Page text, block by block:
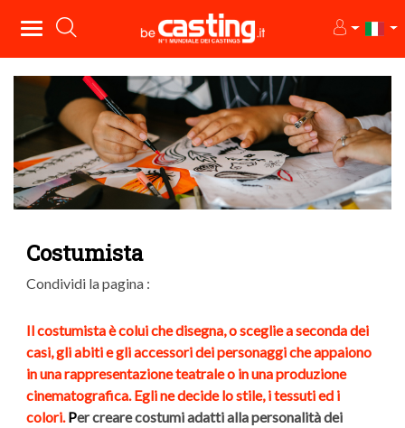
Costumista
Condividi la pagina :
Il costumista è colui che disegna, o sceglie a seconda dei
casi, gli abiti e gli accessori dei personaggi che appaiono
in una rappresentazione teatrale o in una produzione
cinematografica. Egli ne decide lo stile, i tessuti ed i
colori. Percreare costumi adatti alla personalità dei